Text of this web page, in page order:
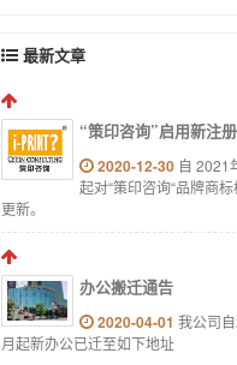
最新文章
“策印咨询”启用新注
2020-12-30 自 2021
起对“策印咨询“品牌商
更新。
办公搬迁通告
2020-04-01 我公司
月起新办公已迁至如下地址